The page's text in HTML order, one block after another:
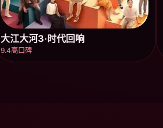
大江大河3·时代回响
9.4高口碑